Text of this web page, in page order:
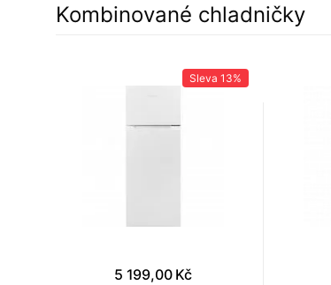
Kombinované chladničky
Sleva 13%
5 199,00 Kč